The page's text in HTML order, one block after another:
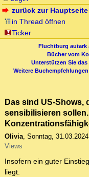
zurück zur Hauptseite
in Thread öffnen
Ticker
Fluchtburg autark
Bücher vom
Unterstützen Sie das
Weitere Buchempfehlungen
Das sind US-Shows,
sensibilisieren
Olivia, Sonntag,
Views
Insofern ein guter
liegt.